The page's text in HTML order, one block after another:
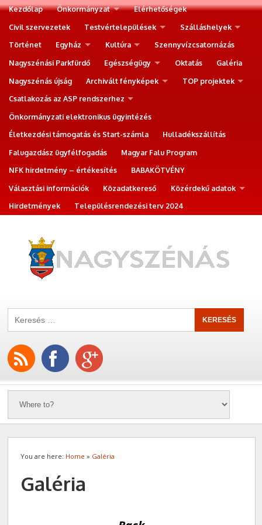
Kezdőlap Önkormányzat
Elérhetőségek
Civil szervezetek
Testvértelepülések
Szálláshelyek
Történet
Egyház Kultúra
Szennyvízcsatornázás
Nagyszénási Parkfürdő
Egészségügy Oktatás
Galéria
Nagyszénás újság
Archivált fényképek
TOP projektek
Csatlakozás az ASP rendszerhez
Önkormányzati elektronikus ügyintézés
Életkezdési támogatás és Start-számla
Hulladékszállítás
Falugazdász ügyfélfogadás
Magyar Falu Program
NFK hirdetmény – értékesítés
BABAKÖTVÉNY
Választási információk
Közadatkereső
Közérdekű adatok
Hirdetmények
Településrendezési terv 2024
You are here: Home » Galéria
Galéria